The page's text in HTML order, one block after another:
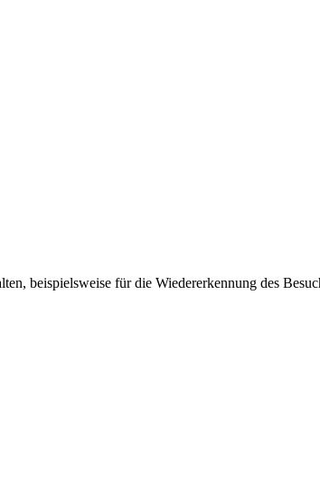
beispielsweise für die Wiedererkennung des